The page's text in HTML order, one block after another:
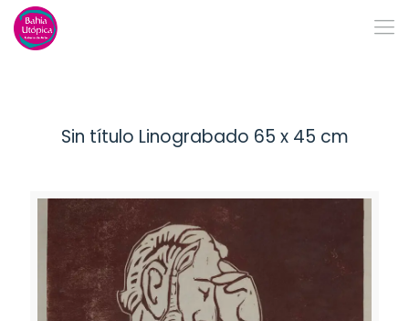
Sin título Linograbado 65 x 45 cm